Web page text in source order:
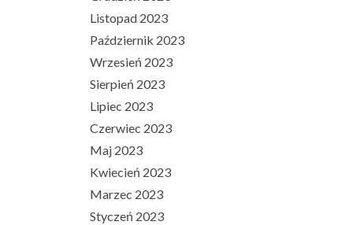
Listopad 2023
Październik 2023
Wrzesień 2023
Sierpień 2023
Lipiec 2023
Czerwiec 2023
Maj 2023
Kwiecień 2023
Marzec 2023
Styczeń 2023